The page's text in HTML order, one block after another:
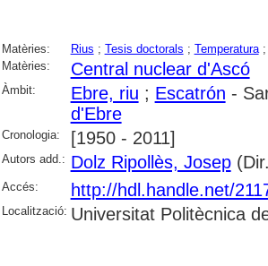
Matèries: Rius ; Tesis doctorals ; Temperatura
Matèries:
Central nuclear d'Ascó
Àmbit: Ebre, riu ; Escatrón -
d'Ebre
Cronologia: [1950 - 2011]
Autors add.: Dolz Ripollès, Josep
Accés: http://hdl.handle.net/
Localització: Universitat Politècnica